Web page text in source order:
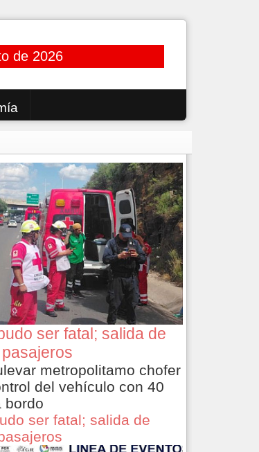
de 2026
ser fatal; salida de
metropolitamo chofer
del vehículo con 40
bordo
ser fatal; salida de